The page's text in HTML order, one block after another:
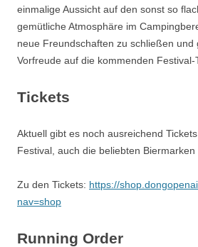
einmalige Aussicht auf den sonst so
gemütliche Atmosphäre im
neue Freundschaften zu schließen und
Vorfreude auf die kommenden Festival-
Tickets
Aktuell gibt es noch ausreichend
Festival, auch die beliebten
Zu den Tickets: https://
nav=shop
Running Order